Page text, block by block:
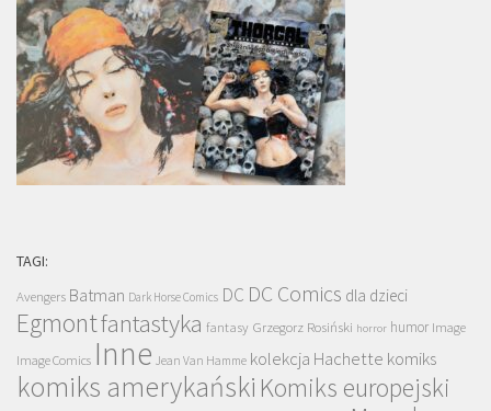
TAGI:
Avengers Batman Dark Horse Comics DC DC Comics dla dzieci
Egmontfantastyka fantasy Grzegorz Rosiński horror humor Image
Image Comics Inne Jean Van Hamme kolekcja Hachette komiks
komiks amerykański Komiks europejski